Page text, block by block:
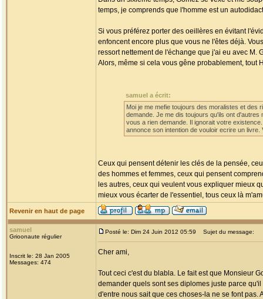
temps, je comprends que l'homme est un
Si vous préférez porter des oeillères en évitant
enfoncent encore plus que vous ne l'êtes déjà.
ressort nettement de l'échange que j'ai eu avec M.
Alors, même si cela vous gêne probablement, tout
samuel a écrit:
Moi je me mefie toujours des moralistes et des
demande. Je me dis toujours qu'ils ont
vous a rien demande. Il ignorait votre
annonce son intention de vouloir ecrire un
Ceux qui pensent détenir les clés de la pensée,
des hommes et femmes, ceux qui pensent
les autres, ceux qui veulent vous expliquer mieux
mieux vous écarter de l'essentiel, tous ceux là
Revenir en haut de page
samuel
Grioonaute régulier
Inscrit le: 28 Jan 2005
Messages: 474
Posté le: Dim 24 Juin 2012 05:59 Sujet du message:
Cher ami,
Tout ceci c'est du blabla. Le fait est que Monsieur
demander quels sont ses diplomes juste parce
d'entre nous sait que ces choses-la ne se font